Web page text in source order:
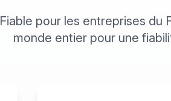
Fiable pour les entreprises du
monde entier pour une